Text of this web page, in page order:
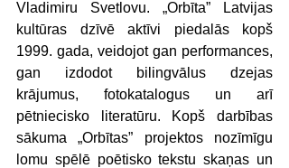
Vladimiru Svetlovu. „Orbīta” Latvijas
kultūras dzīvē aktīvi piedalās kopš
1999. gada, veidojot gan performances,
gan izdodot bilingvālus dzejas
krājumus, fotokatalogus un arī
pētniecisko literatūru. Kopš darbības
sākuma „Orbītas” projektos nozīmīgu
lomu spēlē poētisko tekstu skaņas un